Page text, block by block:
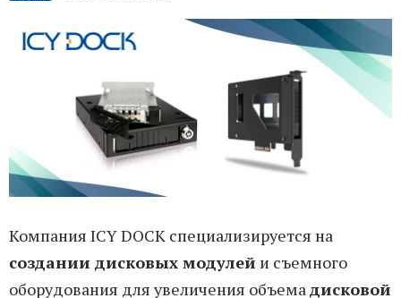
Компания ICY DOCK специализируется на
создании дисковых модулей и съемного
оборудования для увеличения объемадисковой